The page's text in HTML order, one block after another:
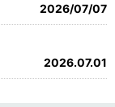
2026/07/07
2026.07.01